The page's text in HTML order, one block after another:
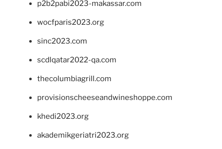
p2b2pabi2023-makassar.com
wocfparis2023.org
sinc2023.com
scdlqatar2022-qa.com
thecolumbiagrill.com
provisionscheeseandwineshoppe.com
khedi2023.org
akademikgeriatri2023.org